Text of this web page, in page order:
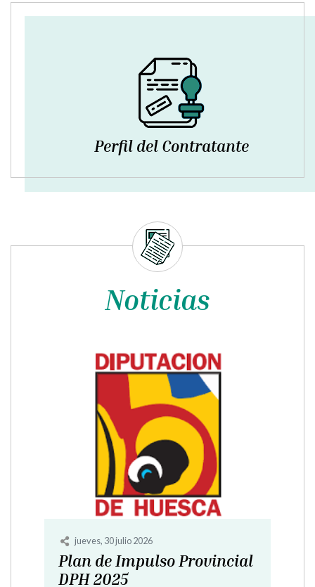
Perfil del Contratante
Noticias
miércoles, 8 julio 2026
"Programa Emple-AR"
SERVICIOS